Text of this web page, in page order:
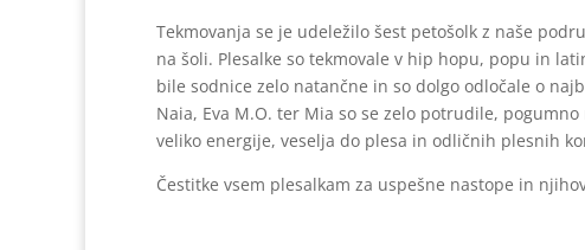
Tekmovanja se je udeležilo šest petošolk z naše
na šoli. Plesalke so tekmovale v hip hopu, popu in
bile sodnice zelo natančne in so dolgo odločale o
Naia, Eva M.O. ter Mia so se zelo potrudile,
veliko energije, veselja do plesa in odličnih plesnih
Čestitke vsem plesalkam za uspešne nastope in